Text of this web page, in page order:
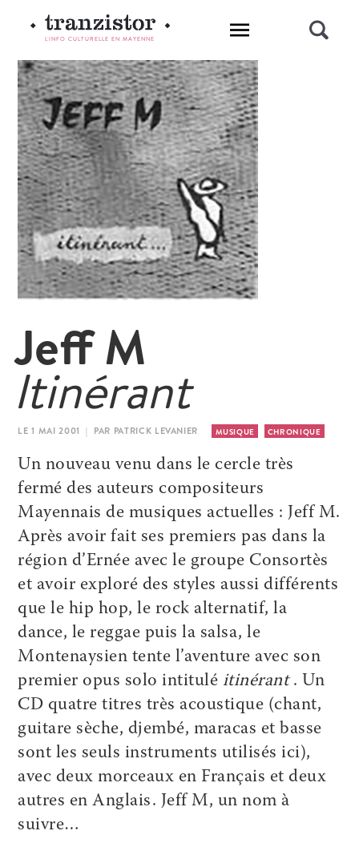
L'INFO CULTURELLE EN MAYENNE
Jeff M
Itinérant
LE 1 MAI 2001 | PAR PATRICK LEVANIER MUSIQUE CHRONIQUE
Un nouveau venu dans le cercle très
fermé des auteurs compositeurs
Mayennais de musiques actuelles : Jeff M.
Après avoir fait ses premiers pas dans la
région d’Ernée avec le groupe Consortès
et avoir exploré des styles aussi différents
que le hip hop, le rock alternatif, la
dance, le reggae puis la salsa, le
Montenaysien tente l’aventure avec son
premier opus solo intitulé itinérant. Un
CD quatre titres très acoustique (chant,
guitare sèche, djembé, maracas et basse
sont les seuls instruments utilisés ici),
avec deux morceaux en Français et deux
autres en Anglais. Jeff M, un nom à
suivre…